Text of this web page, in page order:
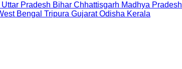
Uttar Pradesh Bihar Chhattisgarh Madhya Pradesh
Bengal Tripura Gujarat Odisha Kerala